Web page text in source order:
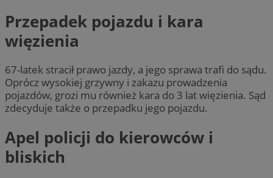
Przepadek pojazdu i kara
więzienia
67-latek stracił prawo jazdy, a jego sprawa trafi do sądu.
Oprócz wysokiej grzywny i zakazu prowadzenia
pojazdów, grozi mu również kara do 3 lat więzienia. Sąd
zdecyduje także o przepadku jego pojazdu.
Apel policji do kierowców i
bliskich